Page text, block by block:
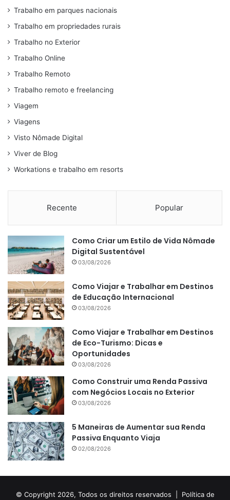
Trabalho em parques nacionais
Trabalho em propriedades rurais
Trabalho no Exterior
Trabalho Online
Trabalho Remoto
Trabalho remoto e freelancing
Viagem
Viagens
Visto Nômade Digital
Viver de Blog
Workations e trabalho em resorts
Recente Popular
Como Criar um Estilo de Vida Nômade
Digital Sustentável
03/08/2026
Como Viajar e Trabalhar em Destinos
de Educação Internacional
03/08/2026
Como Viajar e Trabalhar em Destinos
de Eco-Turismo: Dicas e
Oportunidades
03/08/2026
Como Construir uma Renda Passiva
com Negócios Locais no Exterior
03/08/2026
5 Maneiras de Aumentar sua Renda
Passiva Enquanto Viaja
02/08/2026
© Copyright 2026, Todos os direitos reservados | Política de